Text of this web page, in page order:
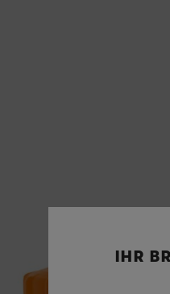
in produzione è stato
durante la durata di vita utile
in grado di riconoscere un
IHR